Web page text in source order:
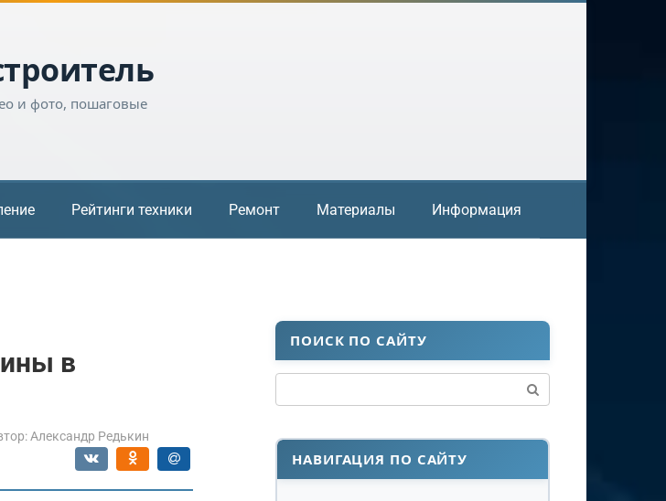
и фото, пошаговые
Рейтинги техники Ремонт Материалы Информация
в
Александр Редькин
ПОИСК ПО САЙТУ
НАВИГАЦИЯ ПО САЙТУ